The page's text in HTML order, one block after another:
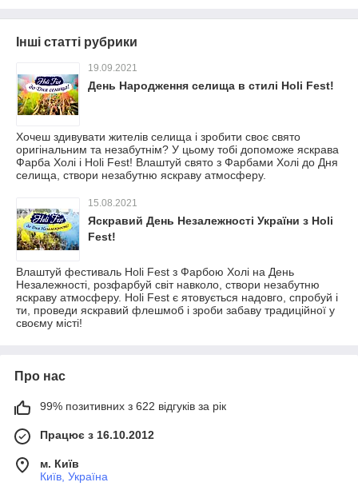
Інші статті рубрики
19.09.2021
День Народження селища в стилі Holi Fest!
Хочеш здивувати жителів селища і зробити своє свято
оригінальним та незабутнім? У цьому тобі допоможе яскрава
Фарба Холі і Holi Fest! Влаштуй свято з Фарбами Холі до Дня
селища, створи незабутню яскраву атмосферу.
15.08.2021
Яскравий День Незалежності України з Holi
Fest!
Влаштуй фестиваль Holi Fest з Фарбою Холі на День
Незалежності, розфарбуй світ навколо, створи незабутню
яскраву атмосферу. Holi Fest є ятовується надовго, спробуй і
ти, проведи яскравий флешмоб і зроби забаву традиційної у
своєму місті!
Про нас
99% позитивних з 622 відгуків за рік
Працює з 16.10.2012
м. Київ
Київ, Україна